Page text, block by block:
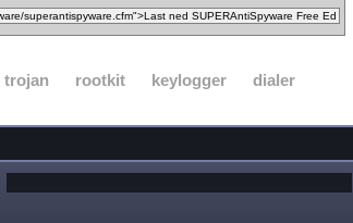
trojan rootkit keylogger dialer